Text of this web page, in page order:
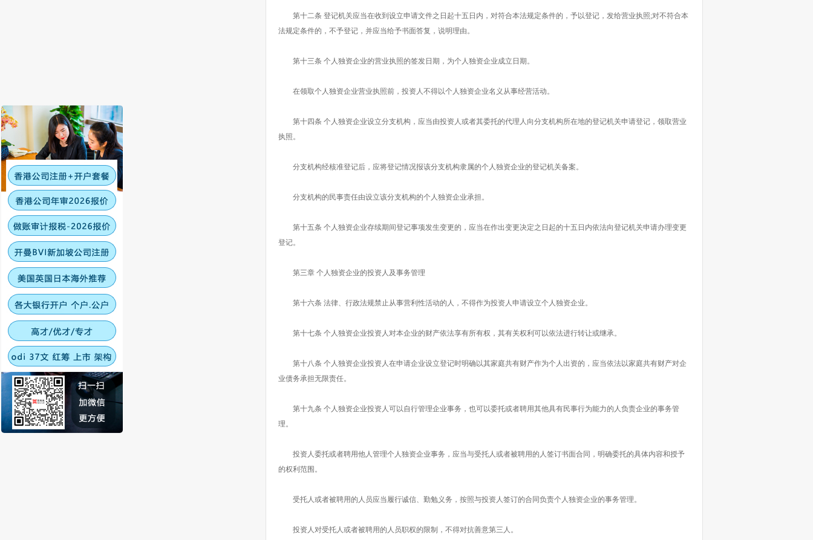
第十二条 登记机关应当在收到设立申请文件之日起十五日内，对符合本法规定条件的，予以登记，发给营业执照;对不符合本
法规定条件的，不予登记，并应当给予书面答复，说明理由。
第十三条 个人独资企业的营业执照的签发日期，为个人独资企业成立日期。
在领取个人独资企业营业执照前，投资人不得以个人独资企业名义从事经营活动。
第十四条 个人独资企业设立分支机构，应当由投资人或者其委托的代理人向分支机构所在地的登记机关申请登记，领取营业
执照。
分支机构经核准登记后，应将登记情况报该分支机构隶属的个人独资企业的登记机关备案。
分支机构的民事责任由设立该分支机构的个人独资企业承担。
第十五条 个人独资企业存续期间登记事项发生变更的，应当在作出变更决定之日起的十五日内依法向登记机关申请办理变更
登记。
第三章 个人独资企业的投资人及事务管理
第十六条 法律、行政法规禁止从事营利性活动的人，不得作为投资人申请设立个人独资企业。
第十七条 个人独资企业投资人对本企业的财产依法享有所有权，其有关权利可以依法进行转让或继承。
第十八条 个人独资企业投资人在申请企业设立登记时明确以其家庭共有财产作为个人出资的，应当依法以家庭共有财产对企
业债务承担无限责任。
第十九条 个人独资企业投资人可以自行管理企业事务，也可以委托或者聘用其他具有民事行为能力的人负责企业的事务管
理。
投资人委托或者聘用他人管理个人独资企业事务，应当与受托人或者被聘用的人签订书面合同，明确委托的具体内容和授予
的权利范围。
受托人或者被聘用的人员应当履行诚信、勤勉义务，按照与投资人签订的合同负责个人独资企业的事务管理。
投资人对受托人或者被聘用的人员职权的限制，不得对抗善意第三人。